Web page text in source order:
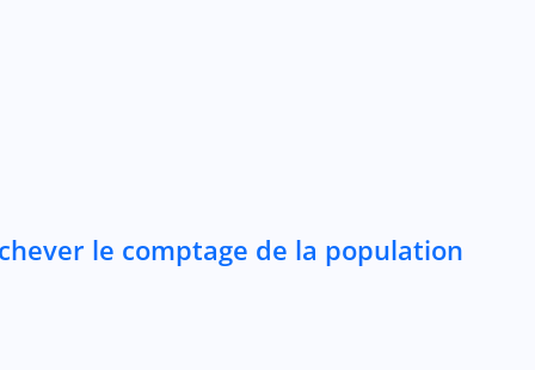
le comptage de la population